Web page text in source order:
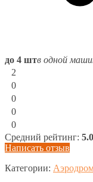
до 4 штв одной
2
0
0
0
0
Средний рейтинг:
Написать отзыв
Категории: